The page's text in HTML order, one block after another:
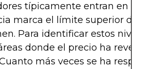
típicamente entran en el
marca el límite superior donde
Para identificar estos
donde el precio ha
más veces se ha